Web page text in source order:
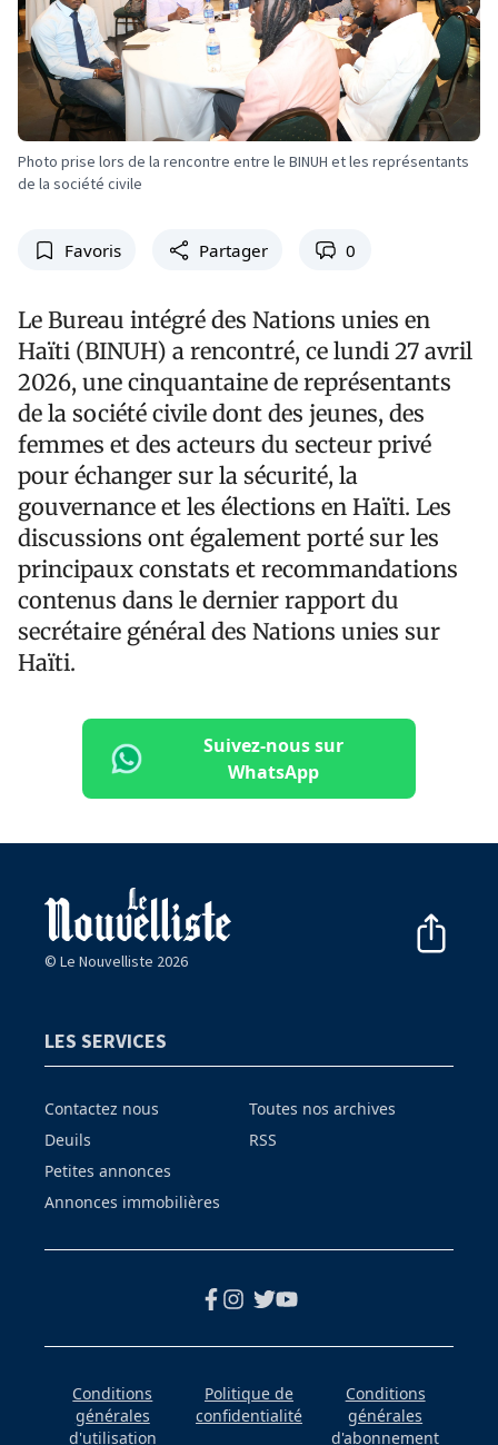
Photo prise lors de la rencontre entre le BINUH et les représentants
de la société civile
Favoris Partager 0
Le Bureau intégré des Nations unies en
Haïti (BINUH) a rencontré, ce lundi 27 avril
2026, une cinquantaine de représentants
de la société civile dont des jeunes, des
femmes et des acteurs du secteur privé
pour échanger sur la sécurité, la
gouvernance et les élections en Haïti. Les
discussions ont également porté sur les
principaux constats et recommandations
contenus dans le dernier rapport du
secrétaire général des Nations unies sur
Haïti.
Suivez-nous sur
WhatsApp
© Le Nouvelliste 2026
LES SERVICES
Contactez nous
Deuils
Petites annonces
Annonces immobilières
Toutes nos archives
RSS
Conditions
générales
d'utilisation
Politique de
confidentialité
Conditions
générales
d'abonnement